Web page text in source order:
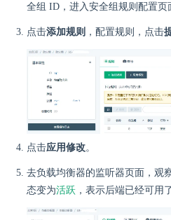
全组 ID，进入安全组规则配置页
点击添加规则 ，配置规则，点击
点击应用修改。
去负载均衡器的监听器页面，观
态变为活跃 ，表示后端已经可用